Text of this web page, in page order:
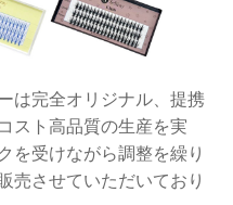
は完全オリジナル、提携
スト高品質の生産を実
を受けながら調整を繰り
売させていただいており